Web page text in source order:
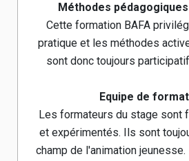
Méthodes pédagogiques
Cette formation BAFA
pratique et les méthodes
sont donc toujours
Equipe de
Les formateurs du stage sont
et expérimentés. Ils sont
champ de l'animation